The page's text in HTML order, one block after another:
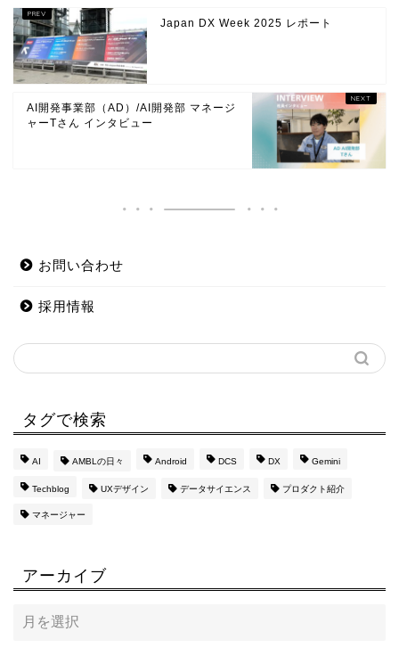
Japan DX Week 2025 レポート
AI開発事業部（AD）/AI開発部 マネージ
ャーTさん インタビュー
お問い合わせ
採用情報
タグで検索
AI AMBLの日々 Android DCS DX Gemini
Techblog UXデザイン データサイエンス プロダクト紹介
マネージャー
アーカイブ